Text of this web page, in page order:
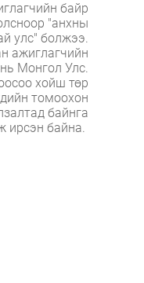
байр
"анхны
улс" болжээ.
ажиглагчийн
Монгол Улс.
хойш төр
томоохон
байнга
ирсэн байна.